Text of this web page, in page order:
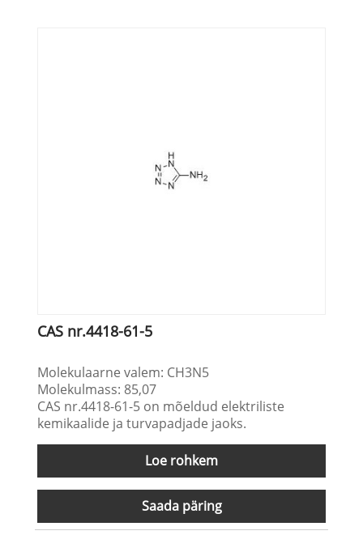
CAS nr.4418-61-5
Molekulaarne valem: CH3N5
Molekulmass: 85,07
CAS nr.4418-61-5 on mõeldud elektriliste
kemikaalide ja turvapadjade jaoks.
Loe rohkem
Saada päring